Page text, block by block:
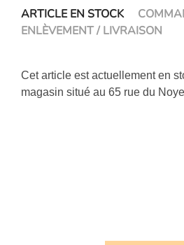
ARTICLE EN STOCK
ENLÈVEMENT / LIVRAISON
Cet article est actuellement en
magasin situé au 65 rue du